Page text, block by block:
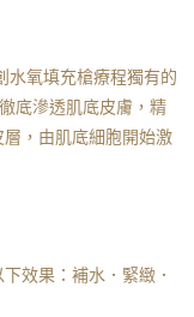
水氧填充槍療程獨有的
底滲透肌底皮膚，精
，由肌底細胞開始激
效果：補水．緊緻．